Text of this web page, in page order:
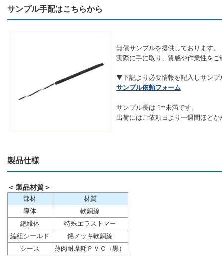
サンプル手配はこちらから
無償サンプルを提供しております。
実際に手に取り、質感や作業性をご
▼下記より必要情報を記入しサンプ
サンプル依頼フォーム
サンプル長は 1m未満です。
出荷にはご依頼日より一週間ほど
製品仕様
＜ 製品材質＞
部材
材質
導体
軟銅線
絶縁体
特殊エラストマー
編組シールド
錫メッキ軟銅線
シース
薄肉耐摩耗ＰＶＣ（黒）